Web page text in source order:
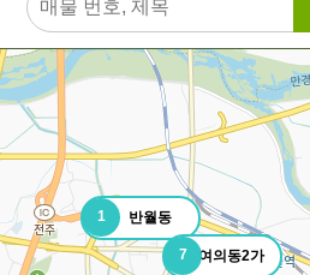
1 반월동
7 여의동2가